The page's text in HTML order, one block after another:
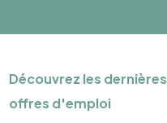
Découvrez les dernières
offres d'emploi